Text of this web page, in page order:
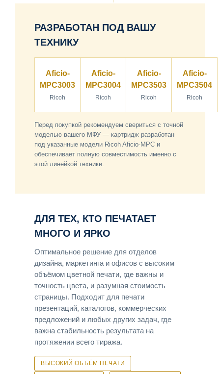
РАЗРАБОТАН ПОД ВАШУ
ТЕХНИКУ
Aficio-
MPC3003
Ricoh
Aficio-
MPC3004
Ricoh
Aficio-
MPC3503
Ricoh
Aficio-
MPC3504
Ricoh
Перед покупкой рекомендуем свериться с точной
моделью вашего МФУ — картридж разработан
под указанные модели Ricoh Aficio-MPC и
обеспечивает полную совместимость именно с
этой линейкой техники.
ДЛЯ ТЕХ, КТО ПЕЧАТАЕТ
МНОГО И ЯРКО
Оптимальное решение для отделов
дизайна, маркетинга и офисов с высоким
объёмом цветной печати, где важны и
точность цвета, и разумная стоимость
страницы. Подходит для печати
презентаций, каталогов, коммерческих
предложений и любых других задач, где
важна стабильность результата на
протяжении всего тиража.
ВЫСОКИЙ ОБЪЁМ ПЕЧАТИ